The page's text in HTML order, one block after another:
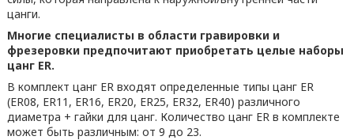
цанги.
Многие специалисты в области гравировки и
фрезеровки предпочитают приобретать целые наборы
цанг ER.
В комплект цанг ER входят определенные типы цанг ER
(ER08, ER11, ER16, ER20, ER25, ER32, ER40) различного
диаметра + гайки для цанг. Количество цанг ER в комплекте
может быть различным: от 9 до 23.